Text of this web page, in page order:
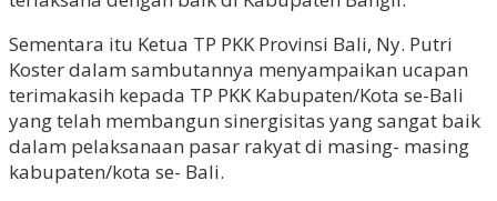
Sementara itu Ketua TP PKK Provinsi Bali, Ny. Putri
Koster dalam sambutannya menyampaikan ucapan
terimakasih kepada TP PKK Kabupaten/Kota se-Bali
yang telah membangun sinergisitas yang sangat baik
dalam pelaksanaan pasar rakyat di masing- masing
kabupaten/kota se- Bali.